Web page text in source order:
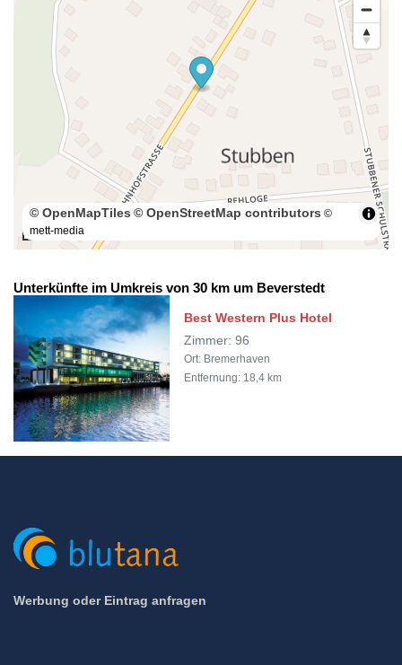
100 m
© OpenMapTiles © OpenStreetMap contributors ©
mett-media
Unterkünfte im Umkreis von 30 km um Beverstedt
Best Western Plus Hotel
Zimmer: 96
Ort: Bremerhaven
Entfernung: 18,4 km
Werbung oder Eintrag anfragen